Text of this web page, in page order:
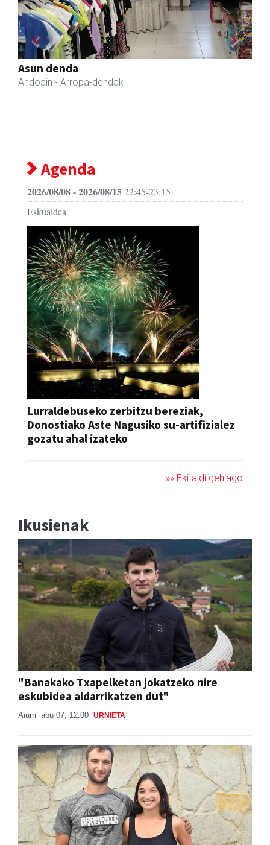
Iturri-Ondo jatetxea
Asteasu - Jatetxeak
Previous Next
Agenda
2026/08/08 - 2026/08/1522:45-23:15
Eskualdea
Lurraldebuseko zerbitzu bereziak,
Donostiako Aste Nagusiko su-artifizialez
gozatu ahal izateko
»» Ekitaldi gehiago
Ikusienak
"Banakako Txapelketan jokatzeko nire
eskubidea aldarrikatzen dut"
Aiurri abu 07, 12:00 URNIETA